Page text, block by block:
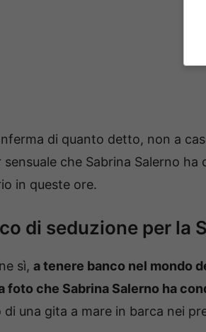
di quanto detto, non a
sensuale che Sabrina Salerno ha
in queste ore.
di seduzione per la
sì, a tenere banco nel mondo
foto che Sabrina Salerno ha
di una gita a mare in barca nei